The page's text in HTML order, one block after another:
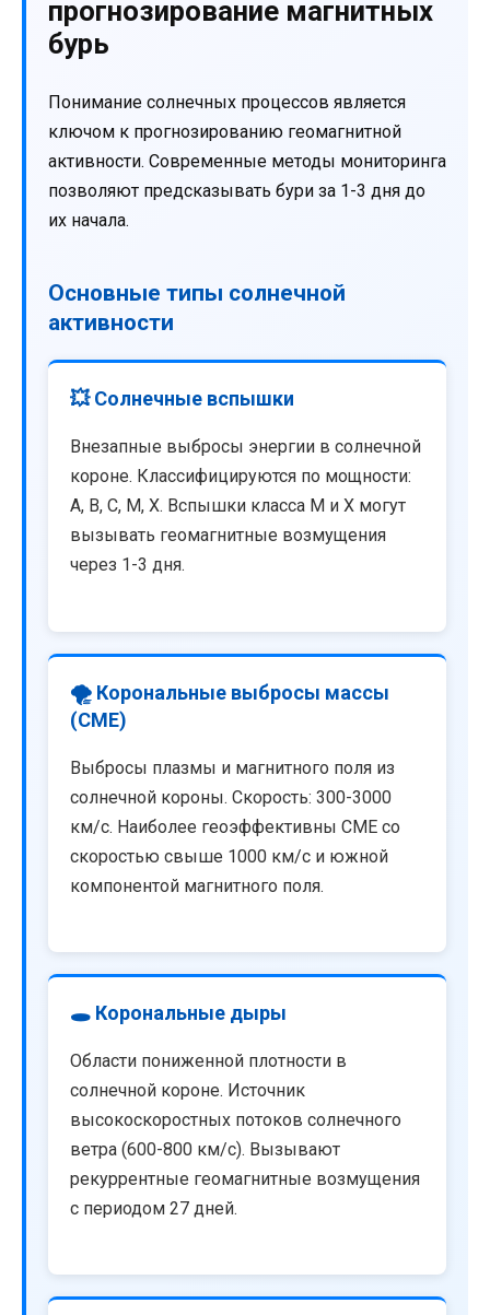
прогнозирование магнитных
бурь
Понимание солнечных процессов является
ключом к прогнозированию геомагнитной
активности. Современные методы мониторинга
позволяют предсказывать бури за 1-3 дня до
их начала.
Основные типы солнечной
активности
💥 Солнечные вспышки
Внезапные выбросы энергии в солнечной
короне. Классифицируются по мощности:
A, B, C, M, X. Вспышки класса M и X могут
вызывать геомагнитные возмущения
через 1-3 дня.
🌪️ Корональные выбросы массы
(CME)
Выбросы плазмы и магнитного поля из
солнечной короны. Скорость: 300-3000
км/с. Наиболее геоэффективны CME со
скоростью свыше 1000 км/с и южной
компонентой магнитного поля.
🕳️ Корональные дыры
Области пониженной плотности в
солнечной короне. Источник
высокоскоростных потоков солнечного
ветра (600-800 км/с). Вызывают
рекуррентные геомагнитные возмущения
с периодом 27 дней.